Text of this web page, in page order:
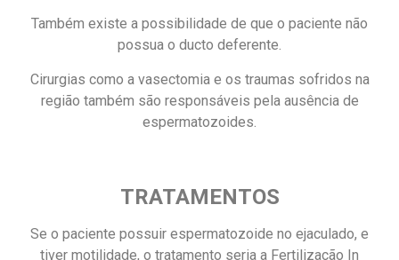
Também existe a possibilidade de que o paciente não
possua o ducto deferente.
Cirurgias como a vasectomia e os traumas sofridos na
região também são responsáveis pela ausência de
espermatozoides.
TRATAMENTOS
Se o paciente possuir espermatozoide no ejaculado, e
tiver motilidade, o tratamento seria a Fertilização In